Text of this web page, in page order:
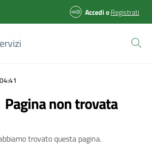
AccedioRegistrati
Pagina non trovata
trovato questa pagina.